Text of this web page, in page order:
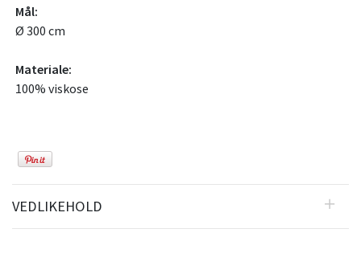
Mål:
Ø 300 cm
Materiale:
100% viskose
VEDLIKEHOLD